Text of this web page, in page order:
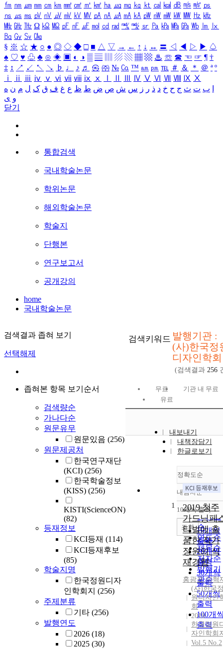
㎙ ㎚ ㎛ ㎜ ㎝ ㎞ ㎟ ㎠ ㎡ ㎢ ㏊ ㎍ ㎎ ㎏ ㏏ ㎈ ㎉ ㏈ ㎧ ㎨ ㎰
㎱ ㎲ ㎳ ㎴ ㎵ ㎶ ㎷ ㎸ ㎹ ㎀ ㎁ ㎂ ㎃ ㎄ ㎺ ㎻ ㎽ ㎾ ㎿ ㎐ ㎑
㎒ ㎓ ㎔ Ω ㏀ ㏁ ㎊ ㎋ ㎌ ㏖ ㏅ ㎭ ㎮ ㎯ ㏛ ㎩ ㎪ ㎫ ㎬ ㏝ ㏐
㏓
㏃ ㏉ ㏜ ㏆
§ ※ ☆ ★ ○ ● ◎ ◇ ◆ □ ■ △ ▽ → ← ↑ ↓ ↔ 〓 ◁ ◀ ▷ ▶ ♤
♠ ♡ ♥ ♧ ♣ ⊙ ◈ ▣ ◐ ◑ ▒ ▤ ▨ ▧ ▦ ▩ ♨ ☏ ☎ ☜ ☞ ¶ †
‡ ↕ ↗ ↙ ↖ ↘ ♭ ♩ ♪ ♬ ㉿ ㈜ № ㏇ ™ ㏂ ㏘ ℡ ＃ ＆ ＊ ＠ ª º
ⅰ
ⅱ ⅲ ⅳ ⅴ ⅵ ⅶ ⅷ ⅸ ⅹ Ⅳ Ⅴ Ⅵ Ⅶ Ⅷ Ⅸ Ⅹ
ب ت ث ج ح خ د ذ ر ز س ش ص ض ط ظ ع غ ف ق ک ل م ن ه
و ی
닫기
통합검색
국내학술논문
학위논문
해외학술논문
학술지
단행본
연구보고서
공개강의
home
국내학술논문
검색결과 좁혀 보기
선택해제
좁혀본 항목 보기순서
검색량순
가나다순
원문유무
원문있음 (256)
원문제공처
한국연구재단
(KCI) (256)
한국학술정보
(KISS) (256)
KISTI(ScienceON)
(82)
등재정보
KCI등재 (114)
KCI등재후보
(85)
학술지명
한국정원디자
인학회지 (256)
주제분류
기타 (256)
발행연도
2026 (18)
2025 (30)
검색키워드 발행기관 :
(사)한국정
디자인학회
(검색결과 256
무료
기관 내 무료
유료
내보내기
내책장담기
한글로보기
정확도순
정확도
순
인기도
순
연도순
제목순
저자순
발행기
관순
내림차순
내림차
10개씩 출력
10개씩
출력
20개씩
출력
30개씩
출력
50개씩
출력
100개
출력
조회
1
2019 청주
가드닝페
티벌에 출
품한 작가
정원의 식
재경향
홍광표,이혁
(사)한국
원디자인
회
2019
한국정원
자인학회
Vol.5 No.2